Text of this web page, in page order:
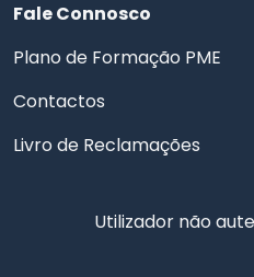
Fale Connosco
Plano de Formação PME
Contactos
Livro de Reclamações
Utilizador não